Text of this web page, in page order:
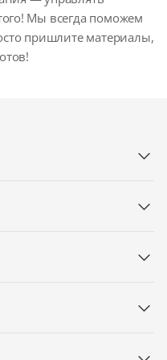
Мы всегда поможем
пришлите материалы,